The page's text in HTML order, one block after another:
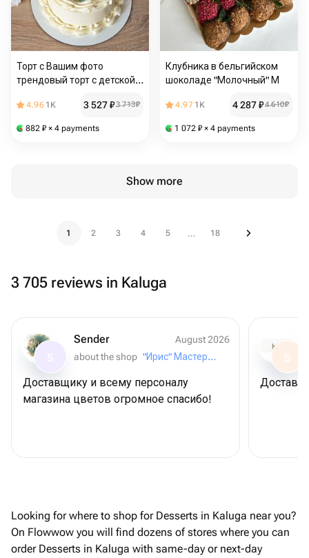
Торт с Вашим фото
трендовый торт с детской
4.96 1K 3 527₽3 713₽
882 ₽ × 4 payments
Клубника в бельгийском
шоколаде "Молочный" М
4.97 1K 4 287₽4 610₽
1 072 ₽ × 4 payments
Show more
1 2 3 4 5 ... 18
3 705 reviews in Kaluga
Sender
August 2026
about the shop
"Ирис" Мастерская букетов
Доставщику и всему персоналу
магазина цветов огромное спасибо!
S
Looking for where to shop for Desserts in Kaluga near you?
On Flowwow you will find dozens of stores where you can
order Desserts in Kaluga with same-day or next-day